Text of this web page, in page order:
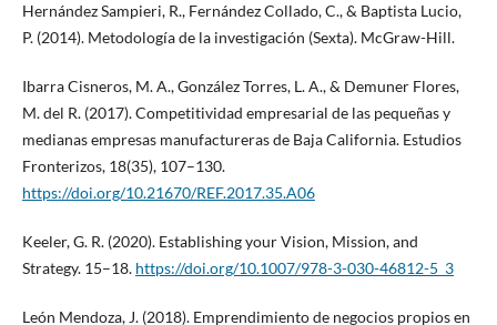
Hernández Sampieri, R., Fernández Collado, C., & Baptista Lucio,
P. (2014). Metodología de la investigación (Sexta). McGraw-Hill.
Ibarra Cisneros, M. A., González Torres, L. A., & Demuner Flores,
M. del R. (2017). Competitividad empresarial de las pequeñas y
medianas empresas manufactureras de Baja California. Estudios
Fronterizos, 18(35), 107–130.
https://doi.org/10.21670/REF.2017.35.A06
Keeler, G. R. (2020). Establishing your Vision, Mission, and
Strategy. 15–18. https://doi.org/10.1007/978-3-030-46812-5_3
León Mendoza, J. (2018). Emprendimiento de negocios propios en